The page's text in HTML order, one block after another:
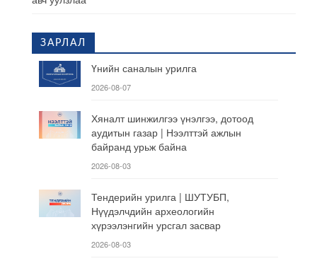
ЗАРЛАЛ
Үнийн саналын урилга
2026-08-07
Хяналт шинжилгээ үнэлгээ, дотоод
аудитын газар | Нээлттэй ажлын
байранд урьж байна
2026-08-03
Тендерийн урилга | ШУТУБП,
Нүүдэлчдийн археологийн
хүрээлэнгийн урсгал засвар
2026-08-03